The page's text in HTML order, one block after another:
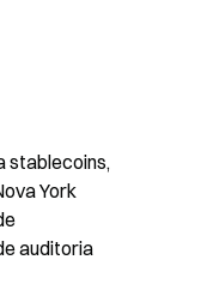
stablecoins,
York
auditoria